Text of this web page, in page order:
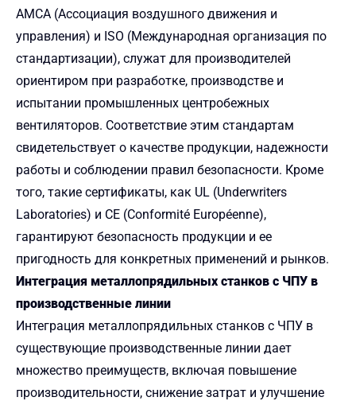
AMCA (Ассоциация воздушного движения и
управления) и ISO (Международная организация по
стандартизации), служат для производителей
ориентиром при разработке, производстве и
испытании промышленных центробежных
вентиляторов. Соответствие этим стандартам
свидетельствует о качестве продукции, надежности
работы и соблюдении правил безопасности. Кроме
того, такие сертификаты, как UL (Underwriters
Laboratories) и CE (Conformité Européenne),
гарантируют безопасность продукции и ее
пригодность для конкретных применений и рынков.
Интеграция металлопрядильных станков с ЧПУ в
производственные линии
Интеграция металлопрядильных станков с ЧПУ в
существующие производственные линии дает
множество преимуществ, включая повышение
производительности, снижение затрат и улучшение